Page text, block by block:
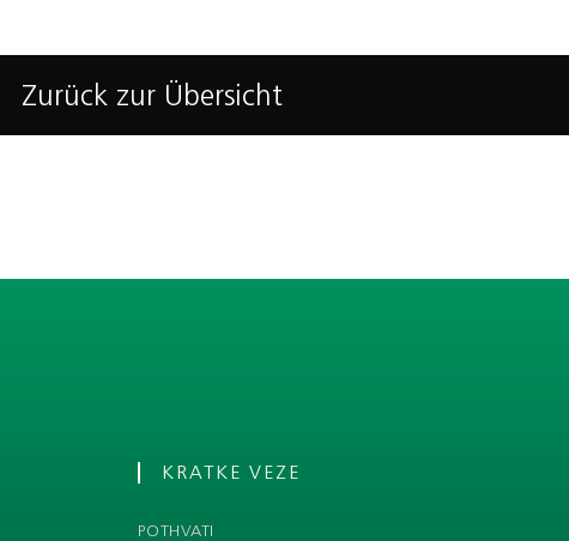
Zurück zur Übersicht
KRATKE VEZE
POTHVATI